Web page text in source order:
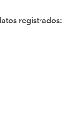
registrados: